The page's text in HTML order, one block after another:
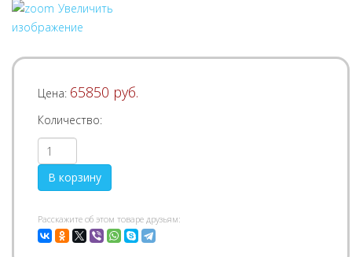
Увеличить
изображение
Цена: 65850 руб.
Количество:
Pасскажите об этом товаре друзьям: